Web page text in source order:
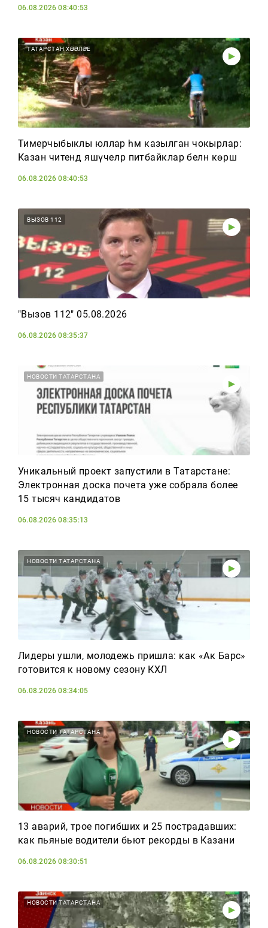
06.08.2026 08:40:53
ТАТАРСТАН ХӘБӘРЛӘРЕ
Тимерчыбыклы юллар һәм казылган чокырлар:
Казан читендә яшәүчеләр питбайклар белән көрәшә
06.08.2026 08:40:53
ВЫЗОВ 112
"Вызов 112" 05.08.2026
06.08.2026 08:35:37
НОВОСТИ ТАТАРСТАНА
Уникальный проект запустили в Татарстане:
Электронная доска почета уже собрала более
15 тысяч кандидатов
06.08.2026 08:35:13
НОВОСТИ ТАТАРСТАНА
Лидеры ушли, молодежь пришла: как «Ак Барс»
готовится к новому сезону КХЛ
06.08.2026 08:34:05
НОВОСТИ ТАТАРСТАНА
13 аварий, трое погибших и 25 пострадавших:
как пьяные водители бьют рекорды в Казани
06.08.2026 08:30:51
НОВОСТИ ТАТАРСТАНА